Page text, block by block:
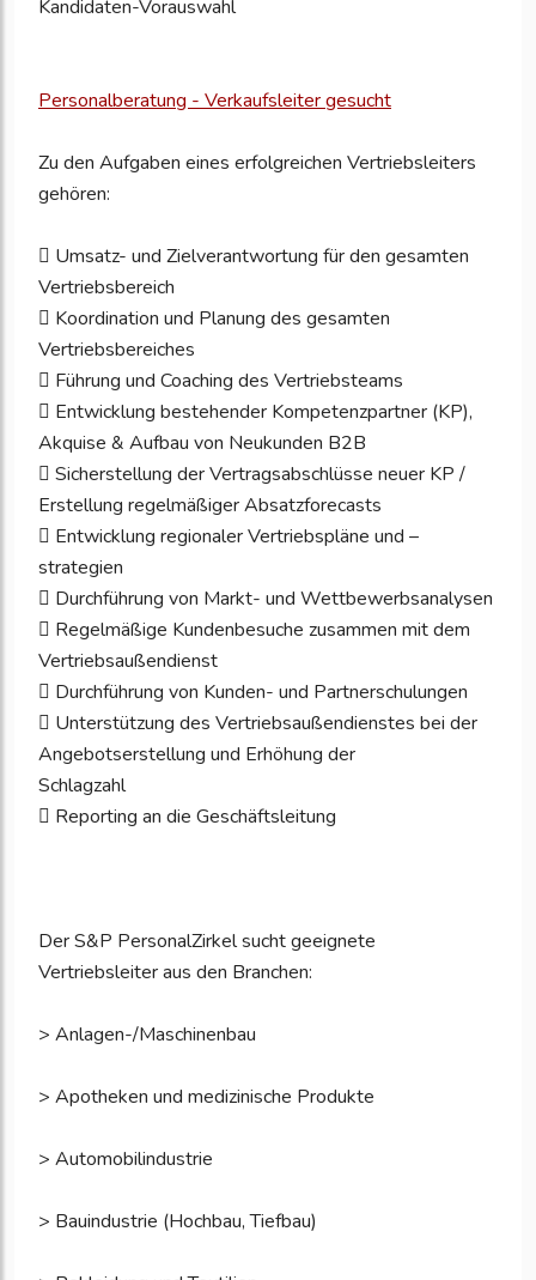
Kandidaten-Vorauswahl
Personalberatung - Verkaufsleiter gesucht
Zu den Aufgaben eines erfolgreichen Vertriebsleiters
gehören:
 Umsatz- und Zielverantwortung für den gesamten
Vertriebsbereich
 Koordination und Planung des gesamten
Vertriebsbereiches
 Führung und Coaching des Vertriebsteams
 Entwicklung bestehender Kompetenzpartner (KP),
Akquise & Aufbau von Neukunden B2B
 Sicherstellung der Vertragsabschlüsse neuer KP /
Erstellung regelmäßiger Absatzforecasts
 Entwicklung regionaler Vertriebspläne und –
strategien
 Durchführung von Markt- und Wettbewerbsanalysen
 Regelmäßige Kundenbesuche zusammen mit dem
Vertriebsaußendienst
 Durchführung von Kunden- und Partnerschulungen
 Unterstützung des Vertriebsaußendienstes bei der
Angebotserstellung und Erhöhung der
Schlagzahl
 Reporting an die Geschäftsleitung
Der S&P PersonalZirkel sucht geeignete
Vertriebsleiter aus den Branchen:
> Anlagen-/Maschinenbau
> Apotheken und medizinische Produkte
> Automobilindustrie
> Bauindustrie (Hochbau, Tiefbau)